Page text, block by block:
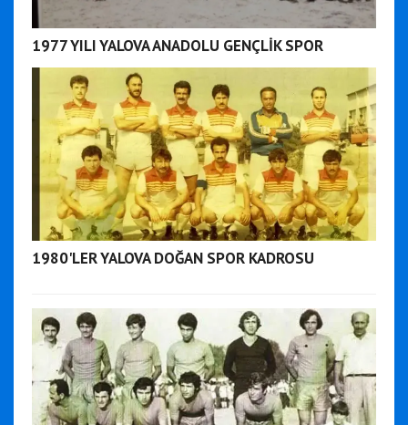
1977 YILI YALOVA ANADOLU GENÇLİK SPOR
1980'LER YALOVA DOĞAN SPOR KADROSU